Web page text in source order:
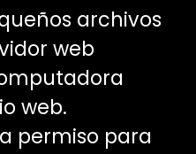
archivos
web
web.
permiso para